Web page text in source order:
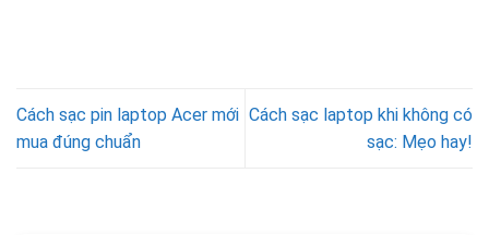
Cách sạc pin laptop Acer mới
mua đúng chuẩn
Cách sạc laptop khi không có
sạc: Mẹo hay!